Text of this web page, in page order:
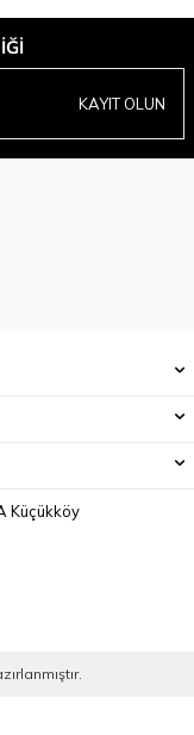
KAYIT OLUN
Küçükköy